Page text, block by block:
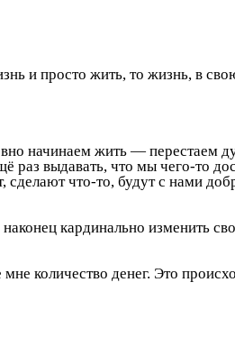
и просто жить, то жизнь, в
начинаем жить — перестаем
выдавать, что мы чего-то
что-то, будут с нами
наконец кардинально изменить
количество денег. Это